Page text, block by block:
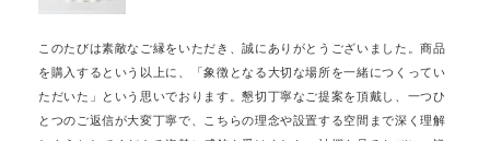
このたびは素敵なご縁をいただき、誠にありがとうございました。商品
を購入するという以上に、「象徴となる大切な場所を一緒につくってい
ただいた」という思いでおります。懇切丁寧なご提案を頂戴し、一つひ
とつのご返信が大変丁寧で、こちらの理念や設置する空間まで深く理解